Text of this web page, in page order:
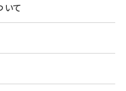
いて